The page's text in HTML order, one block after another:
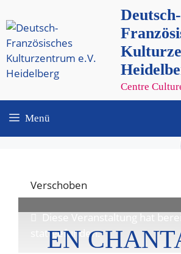
Inhalt
springen
Deutsch-
Centre
Menü
Diese Veranstaltung hat
stattgefunden.
Verschoben
EN